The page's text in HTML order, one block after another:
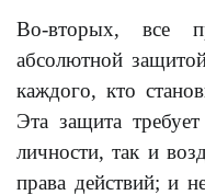
Во-вторых, все
абсолютной
каждого, кто
Эта защита
личности, так и
права действий; и